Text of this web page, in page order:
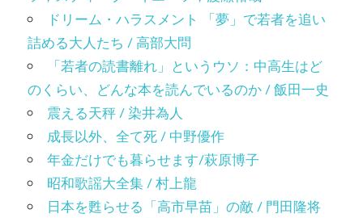
ドリーム・ハラスメント 「夢」で若者を追い
詰める大人たち / 高部大問
「若者の読書離れ」というウソ：中高生はど
のくらい、どんな本を読んでいるのか / 飯田一史
震える天秤 / 染井為人
成長以外、全て死 / 中野優作
年金だけでも暮らせます/萩原博子
昭和歌謡大全集 / 村上龍
日本を甦らせる「高市早苗」の敵 / 門田隆将